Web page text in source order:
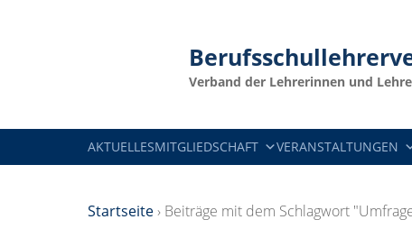
Verband der Lehrerinnen und
AKTUELLESMITGLIEDSCHAFT VERANSTALTUNGEN
Startseite› Beiträge mit dem Schlagwort